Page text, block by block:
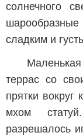
солнечного
сладким и
террас со
прятки
мхом
разрешалось